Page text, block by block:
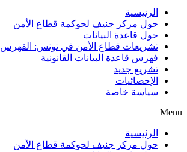
الرئيسية
حول مركز جنيف لحوكمة قطاع الأمن
حول قاعدة البيانات
تشريعات قطاع الأمن في تونس: الفهرس 1956-2011
فهرس قاعدة البيانات القانونية
تشريع جديد
الإحصائيات
سياسة خاصة
Menu
الرئيسية
حول مركز جنيف لحوكمة قطاع الأمن